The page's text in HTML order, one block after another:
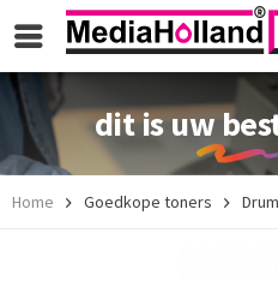
dit is uw
Home Goedkope toners